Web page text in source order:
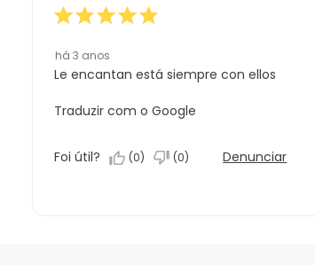
estrela.
há 3 anos
Le encantan está siempre con ellos
Traduzir com o Google
Foi útil? (0) (0) Denunciar